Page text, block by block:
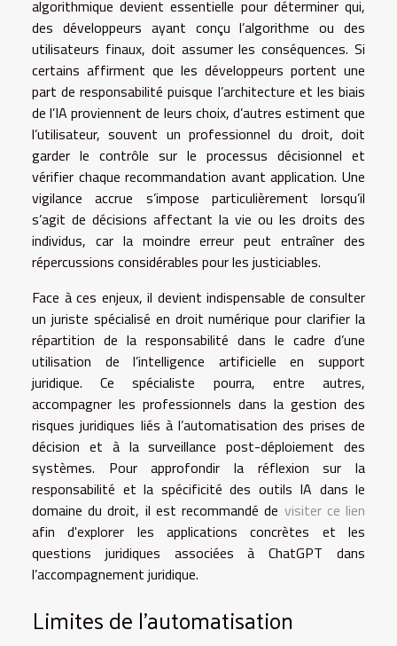
algorithmique devient essentielle pour déterminer qui,
des développeurs ayant conçu l’algorithme ou des
utilisateurs finaux, doit assumer les conséquences. Si
certains affirment que les développeurs portent une
part de responsabilité puisque l’architecture et les biais
de l’IA proviennent de leurs choix, d’autres estiment que
l’utilisateur, souvent un professionnel du droit, doit
garder le contrôle sur le processus décisionnel et
vérifier chaque recommandation avant application. Une
vigilance accrue s’impose particulièrement lorsqu’il
s’agit de décisions affectant la vie ou les droits des
individus, car la moindre erreur peut entraîner des
répercussions considérables pour les justiciables.
Face à ces enjeux, il devient indispensable de consulter
un juriste spécialisé en droit numérique pour clarifier la
répartition de la responsabilité dans le cadre d’une
utilisation de l’intelligence artificielle en support
juridique. Ce spécialiste pourra, entre autres,
accompagner les professionnels dans la gestion des
risques juridiques liés à l’automatisation des prises de
décision et à la surveillance post-déploiement des
systèmes. Pour approfondir la réflexion sur la
responsabilité et la spécificité des outils IA dans le
domaine du droit, il est recommandé de visiter ce lien
afin d'explorer les applications concrètes et les
questions juridiques associées à ChatGPT dans
l’accompagnement juridique.
Limites de l’automatisation